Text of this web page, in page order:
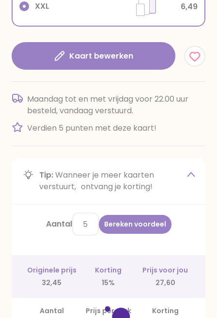
XXL 6,49
Kaart bewerken
Maandag tot en met vrijdag voor 22.00 uur
besteld, vandaag verstuurd.
Verdien 5 punten met deze kaart!
Tip:Wanneer je meer kaarten
verstuurt, ontvang je korting!
Aantal Bereken voordeel
Originele prijs Korting
Prijs voor jou
32,45
15% 27,60
Aantal Prijs per stuk
Korting